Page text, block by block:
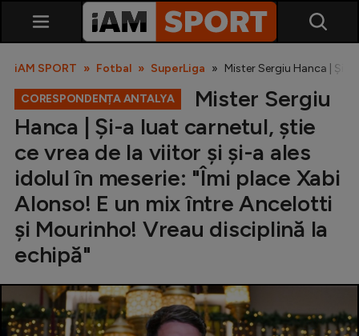
SuperLiga
Liga 2
Echipa Națională
U21
iAM SPORT Fotbal SuperLiga Mister Sergiu Hanca | Și-
CORESPONDENȚA ANTALYA
Mister Sergiu
Hanca | Și-a luat carnetul, știe
ce vrea de la viitor și și-a ales
idolul în meserie: "Îmi place Xabi
Alonso! E un mix între Ancelotti
și Mourinho! Vreau disciplină la
echipă"